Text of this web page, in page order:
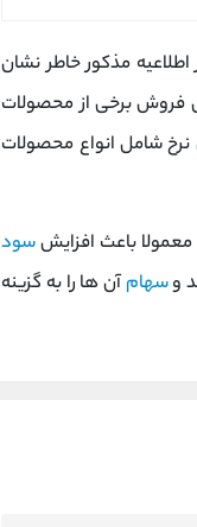
مذکور خاطر نشان
فروش برخی از محصولات
این افزایش نرخ شامل انواع محصولات
معمولا باعث افزایشسود
وسهامآن ها را به گزینه